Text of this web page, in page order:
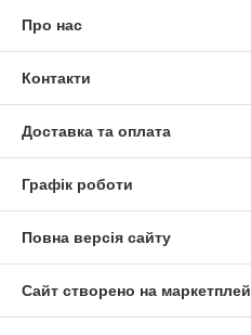
Про нас
Контакти
Доставка та оплата
Графік роботи
Повна версія сайту
Сайт створено на